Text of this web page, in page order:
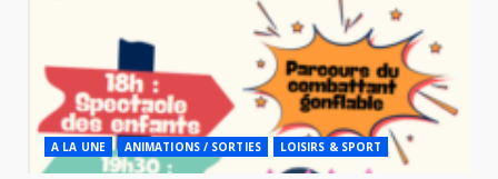
A LA UNE ANIMATIONS / SORTIES LOISIRS & SPORT